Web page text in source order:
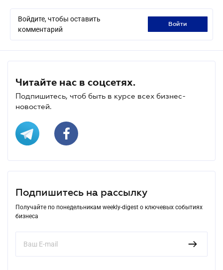
Войдите, чтобы оставить
комментарий
войти
Читайте нас в соцсетях.
Подпишитесь, чтоб быть в курсе всех бизнес-
новостей.
Подпишитесь на рассылку
Получайте по понедельникам weekly-digest о ключевых событиях
бизнеса